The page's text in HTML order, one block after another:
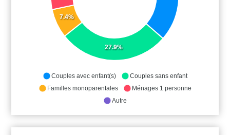
27.9%
7.4%
Couples avec enfant(s)
Couples sans enfant
Familles monoparentales
Ménages 1 personne
Autre